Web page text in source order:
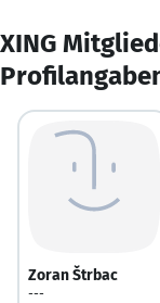
XING
Zoran Štrbac
---